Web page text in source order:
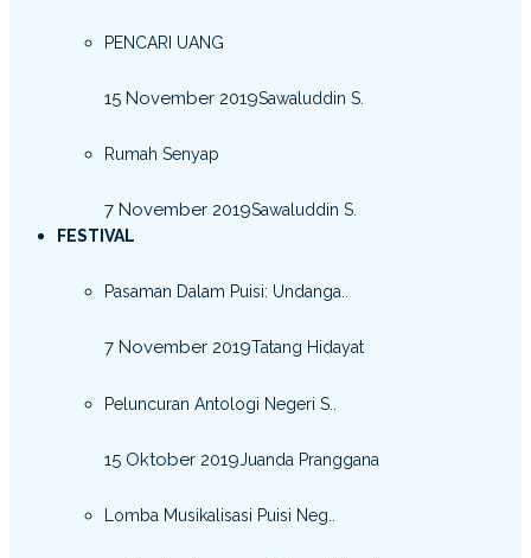
PENCARI UANG
15 November 2019Sawaluddin S.
Rumah Senyap
7 November 2019Sawaluddin S.
FESTIVAL
Pasaman Dalam Puisi: Undanga..
7 November 2019Tatang Hidayat
Peluncuran Antologi Negeri S..
15 Oktober 2019Juanda Pranggana
Lomba Musikalisasi Puisi Neg..